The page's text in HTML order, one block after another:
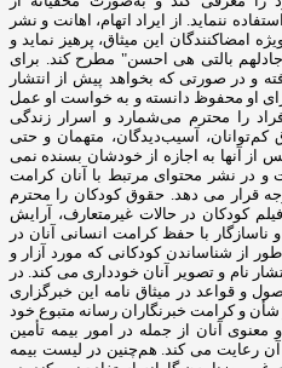
ننماید. از ایراد اتهام، اهانت و نشر
امضاکنندگان این میثاق، پرهیز نماید و
بالتی هی احسن" مطرح کند. برای
و در صورتی که بخواهد پیش از انتشار
او محفوظ دانسته و به خواست او عمل
را محترم می‌شمارد و اسرار زندگی
آسیب‌دیدگان، متهمان و حتی
از آنها به اجازه از خودشان بسنده نمی
و در نشر محتوای مرتبط با آنان کرامت
قرار می دهد. حقوق کودکان را محترم
کودکان در حالات غیرمتعارف، آرایش
با حفظ کرامت انسانی آنان در
از شناساندن کودکانی که مورد آزار و
نام و تصویر آنان خودداری می کند. در
و قواعد در میثاق نامه این خبرگزاری
و کرامت خبرنگاران رسانه متبوع خود
آنان از جمله در امور بیمه تأمین
رعایت می کند. هم‌چنین در لیست بیمه